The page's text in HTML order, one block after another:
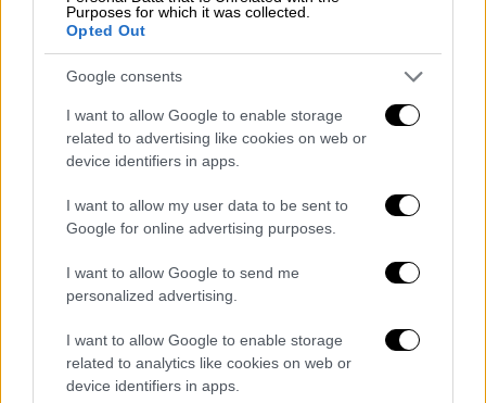
Purposes for which it was collected.
Opted Out
Google consents
I want to allow Google to enable storage
related to advertising like cookies on web or
device identifiers in apps.
I want to allow my user data to be sent to
Google for online advertising purposes.
I want to allow Google to send me
personalized advertising.
I want to allow Google to enable storage
related to analytics like cookies on web or
device identifiers in apps.
τη Θεσσαλονίκη με ιατρικό προσωπικό. Στη
συνέχεια, μετέβη στο ελικοδρόμιο της 24ης
Ταξιαρχίας Λιτοχώρου, όπουπαρέλαβε
ομάδα 4 πυροσβεστών
Λιτοχώρου καικατευθύνθηκε στο
ελικοδρόμιο του καταφυγίου, όπου και
παρέλαβε τον τραυματία.
Κατόπιν, τονμετέφερε στο ελικοδρόμιο της
του ΕΚΑΒ στον μετέφερε στο Γ.Ν. Λάρισας